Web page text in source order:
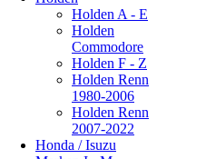
Holden A - E
Holden
Commodore
Holden F - Z
Holden Renn
1980-2006
Holden Renn
2007-2022
Honda / Isuzu